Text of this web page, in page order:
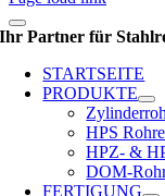
Ihr Partner für
STARTSEITE
PRODUKTE
HPS Rohre
HPZ- &
DOM-
FERTIGUNG